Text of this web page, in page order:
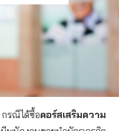
กรณีได้ซื้อคอร์สเสริมความ